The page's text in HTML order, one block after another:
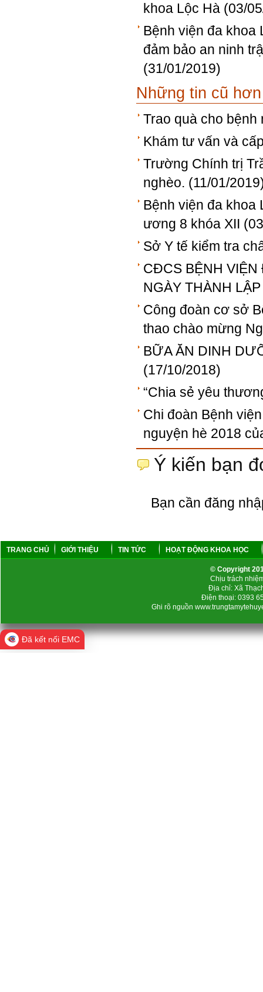
khoa Lộc Hà (03/
Bệnh viện đa khoa
đảm bảo an ninh
(31/01/2019)
Những tin cũ hơn
Trao quà cho bệnh
Khám tư vấn và
Trường Chính trị
nghèo. (11/01/
Bệnh viện đa khoa
ương 8 khóa XII
Sở Y tế kiểm tra
CĐCS BỆNH VIỆN
NGÀY THÀNH
Công đoàn cơ sở
thao chào mừng
BỮA ĂN DINH
(17/10/2018)
“Chia sẻ yêu
Chi đoàn Bệnh
nguyện hè 2018
Ý kiến bạn
Bạn cần đăng
TRANG CHỦ GIỚI THIỆU TIN TỨC HOẠT ĐỘNG KHOA HỌC
© Copyright
Chịu trách
Địa chỉ: Xã
Điện thoại: 0393
Ghi rõ nguồn
Đã kết nối EMC